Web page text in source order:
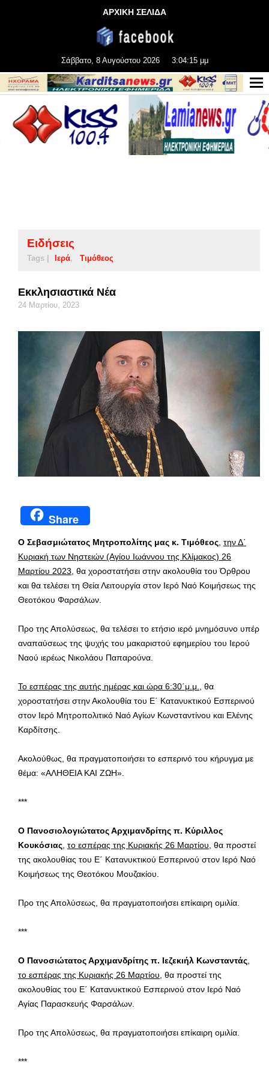
ΑΡΧΙΚΗ ΣΕΛΙΔΑ
Σάββατο, 8 Αυγούστου 2026 3:04:16 μμ
Ειδήσεις
Tags | Ιερά Τιμόθεος
Εκκλησιαστικά Νέα
24 Μαρτίου, 2023
Share
Ο Σεβασμιώτατος Μητροπολίτης μας κ. Τιμόθεος, την Δ΄
Κυριακή των Νηστειών (Αγίου Ιωάννου της Κλίμακος) 26
Μαρτίου 2023, θα χοροστατήσει στην ακολουθία του Όρθρου
και θα τελέσει τη Θεία Λειτουργία στον Ιερό Ναό Κοιμήσεως της
Θεοτόκου Φαρσάλων.
Προ της Απολύσεως, θα τελέσει το ετήσιο ιερό μνημόσυνο υπέρ
αναπαύσεως της ψυχής του μακαριστού εφημερίου του Ιερού
Ναού ιερέως Νικολάου Παπαρούνα.
Το εσπέρας της αυτής ημέρας και ώρα 6:30΄μ.μ., θα
χοροστατήσει στην Ακολουθία του Ε΄ Κατανυκτικού Εσπερινού
στον Ιερό Μητροπολιτικό Ναό Αγίων Κωνσταντίνου και Ελένης
Καρδίτσης.
Ακολούθως, θα πραγματοποιήσει το εσπερινό του κήρυγμα με
θέμα: «ΑΛΗΘΕΙΑ ΚΑΙ ΖΩΗ».
***
Ο Πανοσιολογιώτατος Αρχιμανδρίτης π. Κύριλλος
Κουκόσιας, το εσπέρας της Κυριακής 26 Μαρτίου, θα προστεί
της ακολουθίας του Ε΄ Κατανυκτικού Εσπερινού στον Ιερό Ναό
Κοιμήσεως της Θεοτόκου Μουζακίου.
Προ της Απολύσεως, θα πραγματοποιήσει επίκαιρη ομιλία.
***
Ο Πανοσιώτατος Αρχιμανδρίτης π. Ιεζεκιήλ Κωνσταντάς,
το εσπέρας της Κυριακής 26 Μαρτίου, θα προστεί της
ακολουθίας του Ε΄ Κατανυκτικού Εσπερινού στον Ιερό Ναό
Αγίας Παρασκευής Φαρσάλων.
Προ της Απολύσεως, θα πραγματοποιήσει επίκαιρη ομιλία.
***